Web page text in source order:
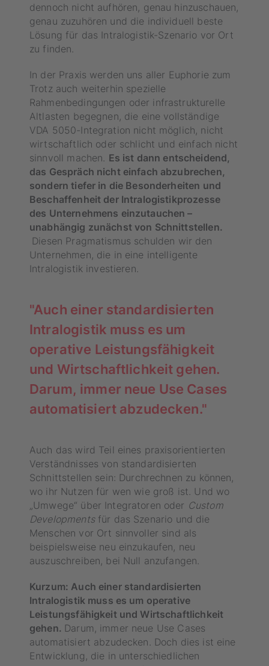
dennoch nicht aufhören, genau hinzuschauen,
genau zuzuhören und die individuell beste
Lösung für das Intralogistik-Szenario vor Ort
zu finden.
In der Praxis werden uns aller Euphorie zum
Trotz auch weiterhin spezielle
Rahmenbedingungen oder infrastrukturelle
Altlasten begegnen, die eine vollständige
VDA 5050-Integration nicht möglich, nicht
wirtschaftlich oder schlicht und einfach nicht
sinnvoll machen. Es ist dann entscheidend,
das Gespräch nicht einfach abzubrechen,
sondern tiefer in die Besonderheiten und
Beschaffenheit der Intralogistikprozesse
des Unternehmens einzutauchen –
unabhängig zunächst von Schnittstellen.
Diesen Pragmatismus schulden wir den
Unternehmen, die in eine intelligente
Intralogistik investieren.
"Auch einer standardisierten
Intralogistik muss es um
operative Leistungsfähigkeit
und Wirtschaftlichkeit gehen.
Darum, immer neue Use Cases
automatisiert abzudecken."
Auch das wird Teil eines praxisorientierten
Verständnisses von standardisierten
Schnittstellen sein: Durchrechnen zu können,
wo ihr Nutzen für wen wie groß ist. Und wo
„Umwege“ über Integratoren oder Custom
Developmentsfür das Szenario und die
Menschen vor Ort sinnvoller sind als
beispielsweise neu einzukaufen, neu
auszuschreiben, bei Null anzufangen.
Kurzum: Auch einer standardisierten
Intralogistik muss es um operative
Leistungsfähigkeit und Wirtschaftlichkeit
gehen. Darum, immer neue Use Cases
automatisiert abzudecken. Doch dies ist eine
Entwicklung, die in unterschiedlichen